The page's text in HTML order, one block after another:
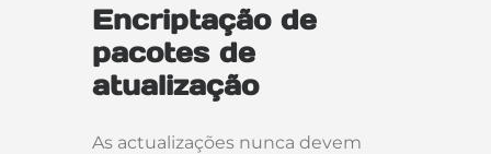
Encriptação de
pacotes de
atualização
As actualizações nunca devem